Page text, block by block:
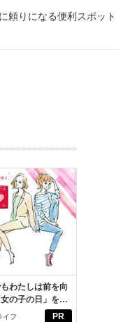
頼りになる便利スポット
PR
わたしは前を向
女の子の日」を前
社会人エリ・大
イフ